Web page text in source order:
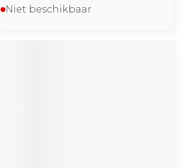
Niet beschikbaar